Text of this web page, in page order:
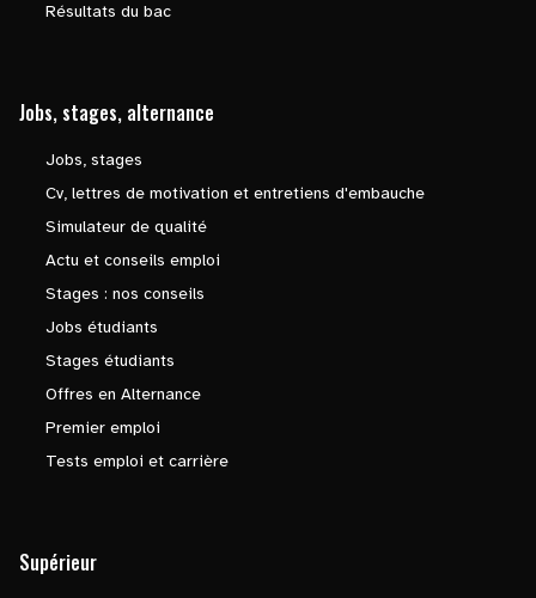
Résultats du bac
Jobs, stages, alternance
Jobs, stages
Cv, lettres de motivation et entretiens d'embauche
Simulateur de qualité
Actu et conseils emploi
Stages : nos conseils
Jobs étudiants
Stages étudiants
Offres en Alternance
Premier emploi
Tests emploi et carrière
Supérieur